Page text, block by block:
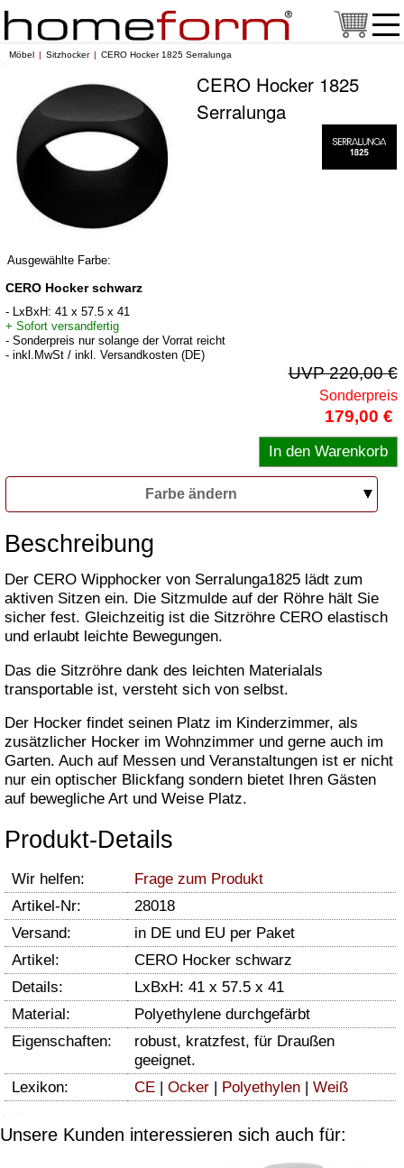
Möbel Sitzhocker CERO Hocker 1825 Serralunga
CERO Hocker 1825
Serralunga
Ausgewählte Farbe:
CERO Hocker schwarz
- LxBxH: 41 x 57.5 x 41
+ Sofort versandfertig
- Sonderpreis nur solange der Vorrat reicht
- inkl.MwSt / inkl. Versandkosten (DE)
UVP 220,00 €
Sonderpreis
179,00 €
Farbe ändern
Beschreibung
Der CERO Wipphocker von Serralunga1825 lädt zum
aktiven Sitzen ein. Die Sitzmulde auf der Röhre hält Sie
sicher fest. Gleichzeitig ist die Sitzröhre CERO elastisch
und erlaubt leichte Bewegungen.
Das die Sitzröhre dank des leichten Materialals
transportable ist, versteht sich von selbst.
Der Hocker findet seinen Platz im Kinderzimmer, als
zusätzlicher Hocker im Wohnzimmer und gerne auch im
Garten. Auch auf Messen und Veranstaltungen ist er nicht
nur ein optischer Blickfang sondern bietet Ihren Gästen
auf bewegliche Art und Weise Platz.
Produkt-Details
Wir helfen:
Frage zum Produkt
Artikel-Nr:
28018
Versand:
in DE und EU per Paket
Artikel:
CERO Hocker schwarz
Details:
LxBxH: 41 x 57.5 x 41
Material:
Polyethylene durchgefärbt
Eigenschaften:
robust, kratzfest, für Draußen
geeignet.
Lexikon:
CE | Ocker | Polyethylen | Weiß
Unsere Kunden interessieren sich auch für: